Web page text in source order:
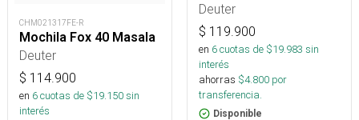
CHM021317FE-R
Mochila Fox 40 Masala
Deuter
$ 114.900
en 6cuotas de $19.150sin
interés
Deuter
$ 119.900
en 6cuotas de $19.983 sin
interés
ahorras $4.800 por
transferencia.
Disponible